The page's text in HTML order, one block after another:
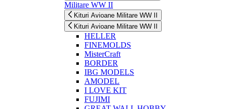
Militare WW II
Kituri Avioane Militare WW II
Kituri Avioane Militare WW II
HELLER
FINEMOLDS
MisterCraft
BORDER
IBG MODELS
AMODEL
I LOVE KIT
FUJIMI